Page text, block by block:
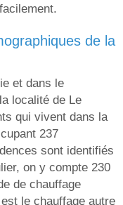
et dans le
localité de Le
qui vivent dans la
237
sont identifiés
on y compte 230
de chauffage
le chauffage autre